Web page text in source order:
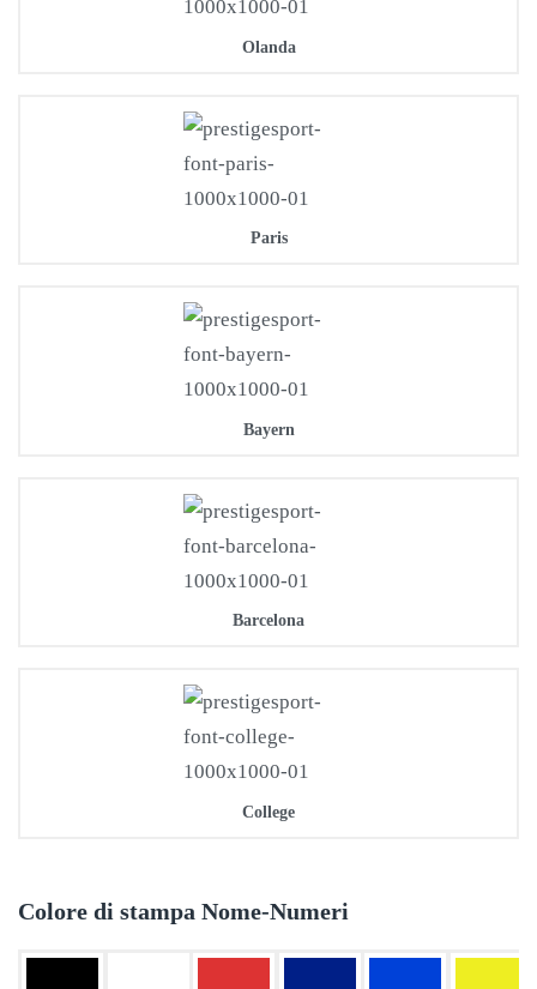
Olanda
Paris
Bayern
Barcelona
College
Colore di stampa Nome-Numeri